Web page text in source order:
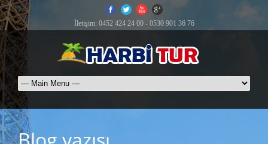
İletişim: 0452 424 24 00 - 0530 901 36 76